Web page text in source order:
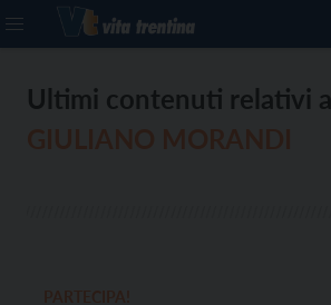
Ultimi contenuti relativi a